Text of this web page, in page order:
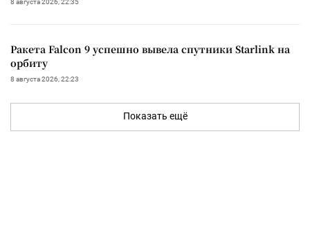
8 августа 2026, 22:35
Ракета Falcon 9 успешно вывела спутники Starlink на
орбиту
8 августа 2026, 22:23
Показать ещё